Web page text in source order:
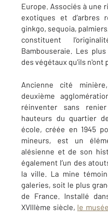
Europe. Associés à une
exotiques et d’arbres
ginkgo, sequoia,
constituent
Bambouseraie. Les
des végétaux qu'ils n'ont
Ancienne cité
deuxième
réinventer sans
hauteurs du quartier
école, créée en 1945
mineurs, est un
alésienne et de son
également l’un des
la ville. La mine
galeries, soit le plus
de France. Installé
XVIIIème siècle, le